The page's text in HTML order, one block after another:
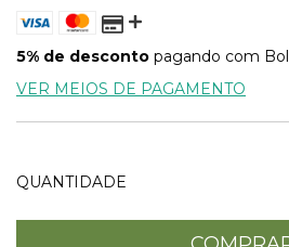
5% de desconto pagando com
VER MEIOS DE PAGAMENTO
QUANTIDADE